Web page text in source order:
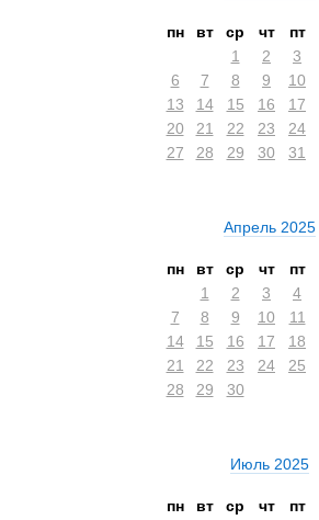
пн вт ср чт пт
1
2 3
6
7 8 9 10
13
14 15 16 17
20
21 22 23 24
27
28 29 30 31
Апрель 2025
пн вт ср чт пт
1
2 3 4
7
8 9 10 11
14
15 16 17 18
21
22 23 24 25
28
29 30
Июль 2025
пн вт ср чт пт